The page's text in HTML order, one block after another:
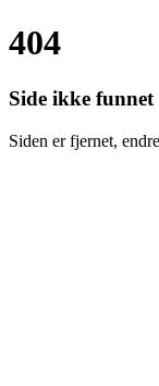
404
Side ikke funnet
Siden er fjernet,